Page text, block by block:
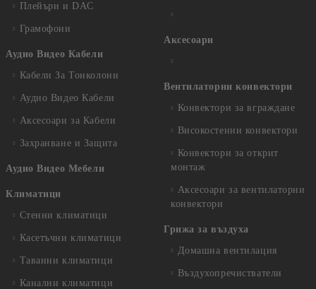
Плейъри и DAC
Грамофони
Аудио Видео Кабели
Кабели За Тонколони
Аудио Видео Кабели
Аксесоари за Кабели
Захранване и Защита
Аудио Видео Мебели
Климатици
Стенни климатици
Касетъчни климатици
Таванни климатици
Канални климатици
Аксесоари
Вентилаторни конвектори
Конвектори за вграждане
Високостенни конвектори
Конвектори за открит
монтаж
Аксесоари за вентилаторни
конвектори
Грижа за въздуха
Домашна вентилация
Въздухопречистватели